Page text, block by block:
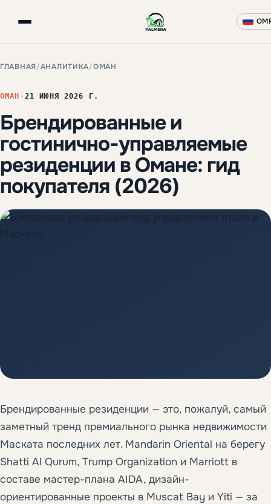
ГЛАВНАЯ/АНАЛИТИКА/ОМАН
ОМАН · 21 ИЮНЯ 2026 Г.
Брендированные и
гостинично-управляемые
резиденции в Омане: гид
покупателя (2026)
Брендированные резиденции — это, пожалуй, самый
заметный тренд премиального рынка недвижимости
Маската последних лет. Mandarin Oriental на берегу
Shatti Al Qurum, Trump Organization и Marriott в
составе мастер-плана AIDA, дизайн-
ориентированные проекты в Muscat Bay и Yiti — за